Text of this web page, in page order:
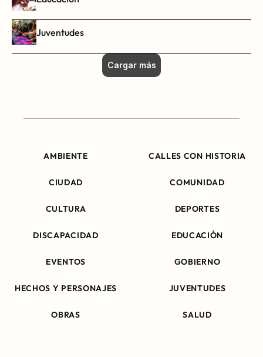
Juventudes
Cargar más
AMBIENTE CALLES CON HISTORIA
CIUDAD COMUNIDAD
CULTURA DEPORTES
DISCAPACIDAD EDUCACIÓN
EVENTOS GOBIERNO
HECHOS Y PERSONAJES JUVENTUDES
OBRAS SALUD